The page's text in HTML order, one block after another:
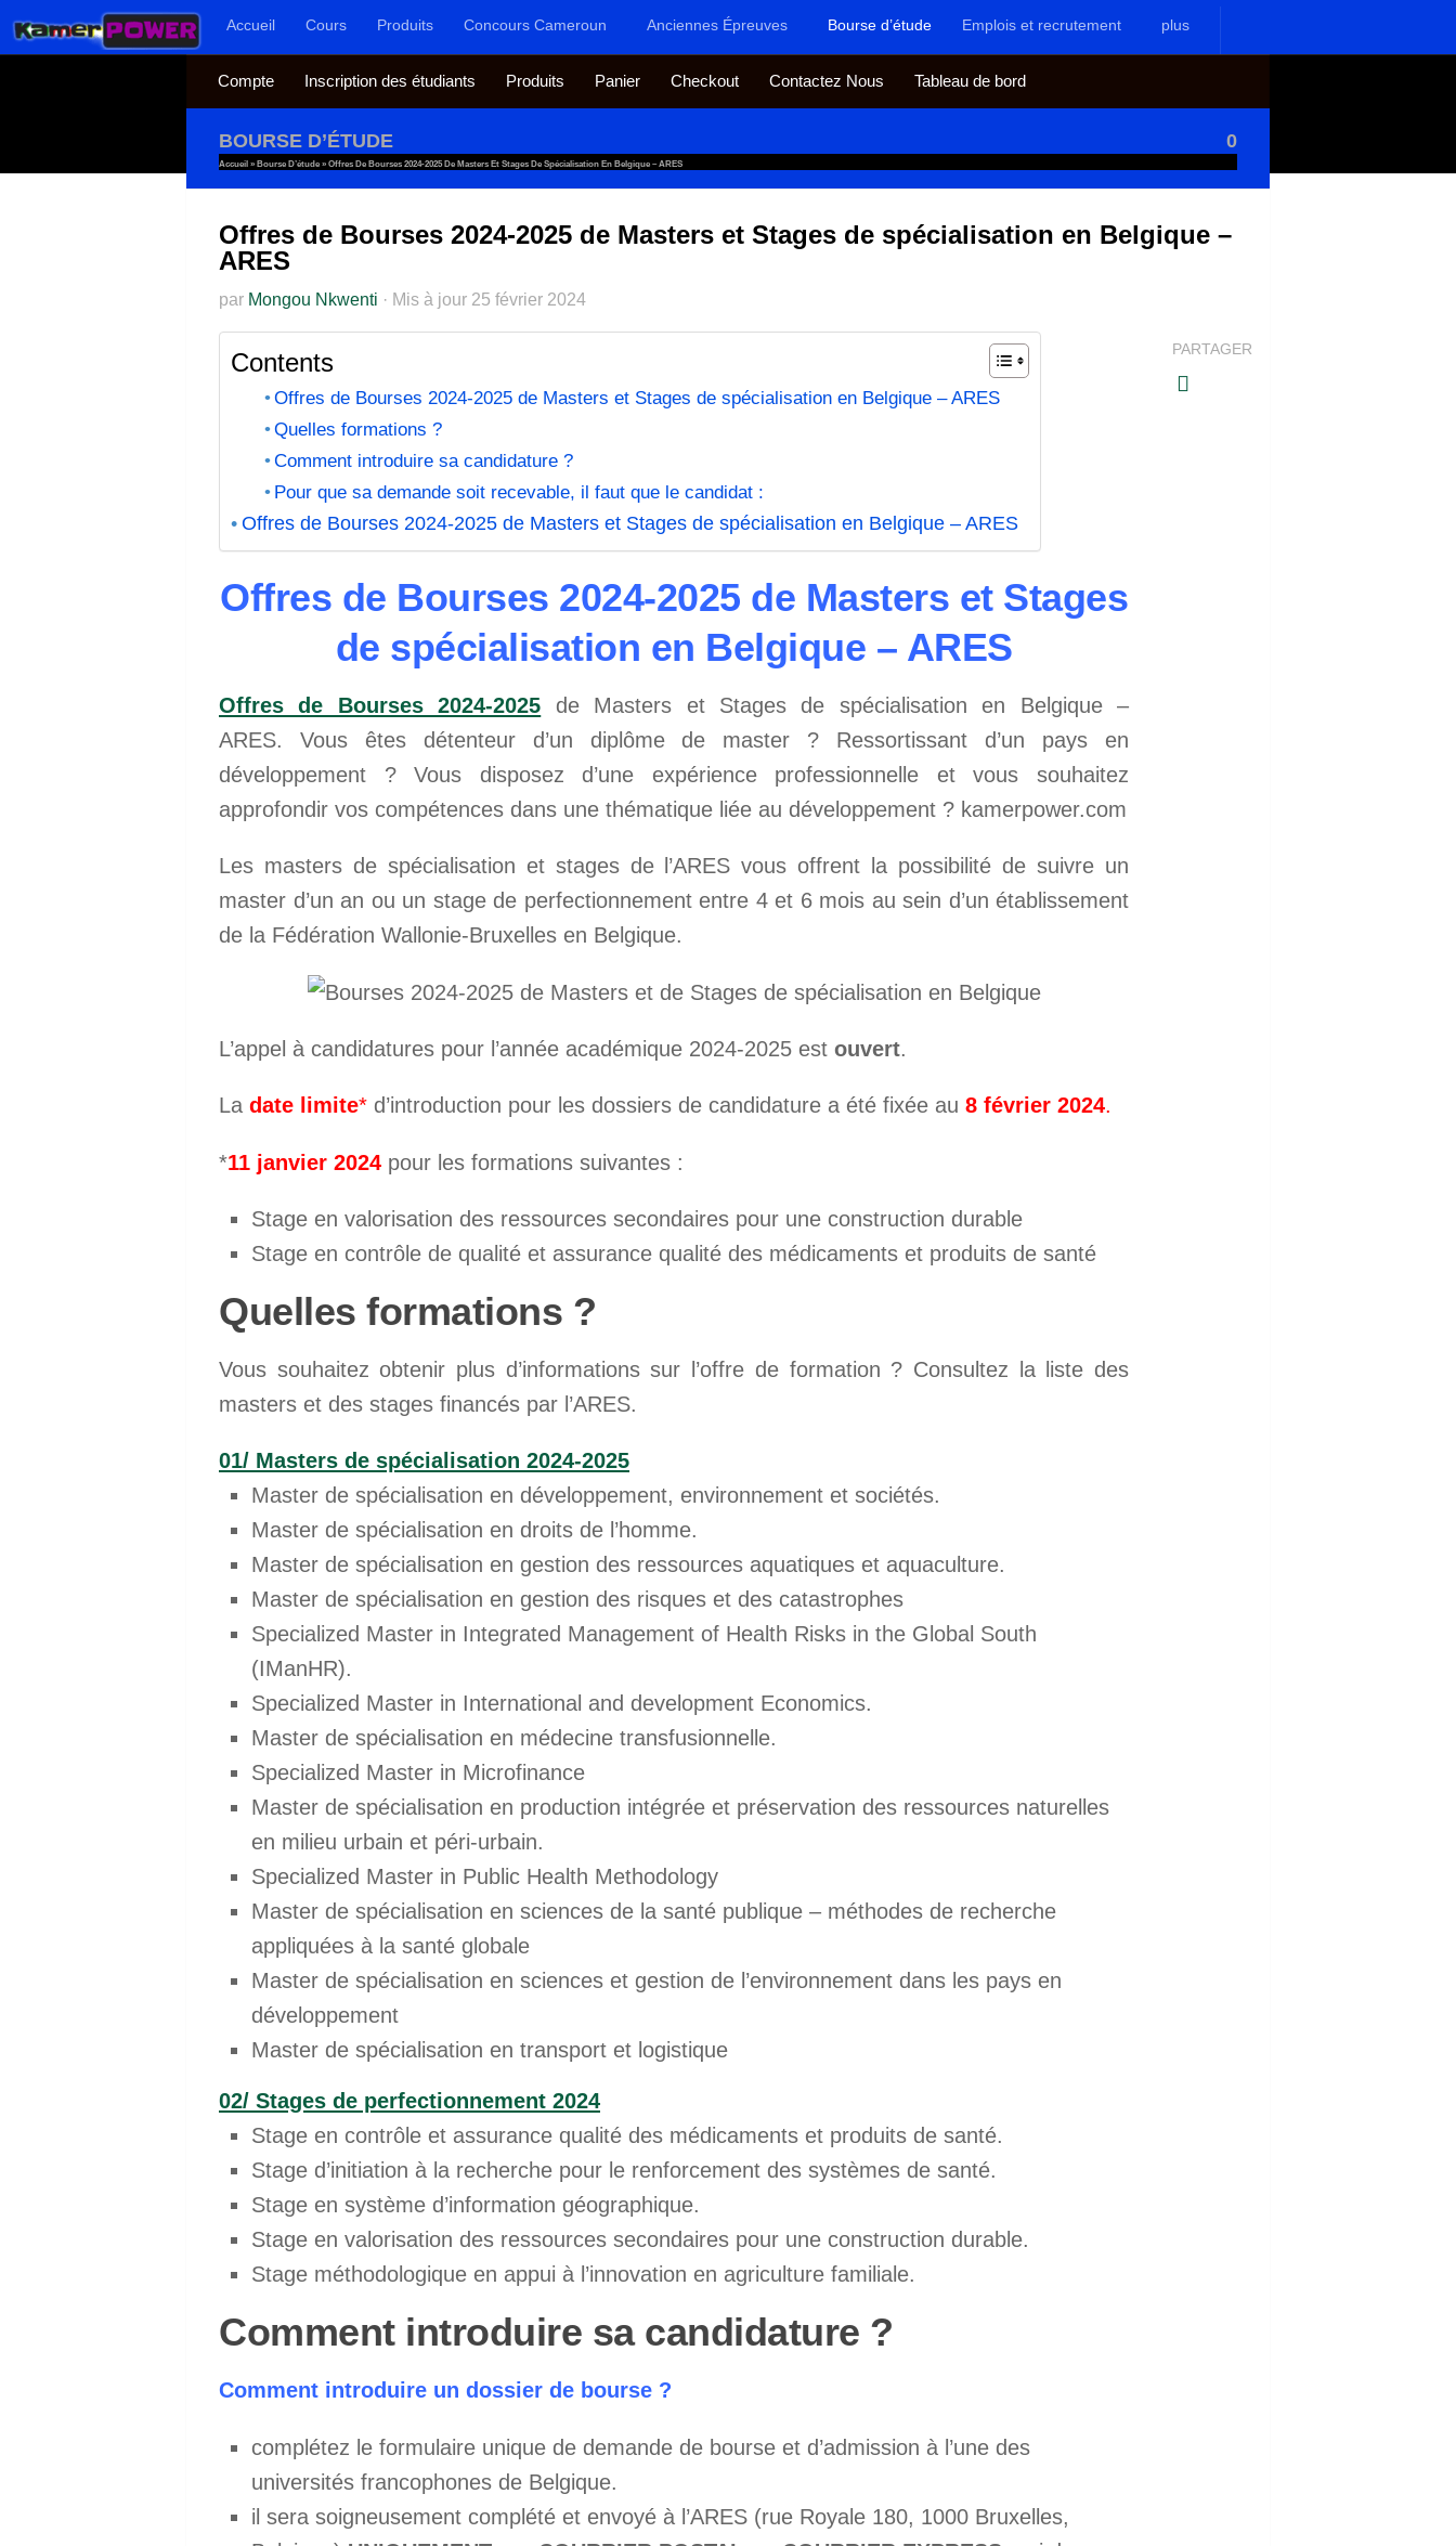
Au dessous du contenuAccueil Cours Produits Concours Cameroun Anciennes Épreuves Bourse d’étude Emplois et recrutement plus
Compte Inscription des étudiants Produits Panier Checkout Contactez Nous Tableau de bord
BOURSE D’ÉTUDE 0
Accueil » Bourse D’étude » Offres De Bourses 2024-2025 De Masters Et Stages De Spécialisation En Belgique – ARES
Offres de Bourses 2024-2025 de Masters et Stages de spécialisation en Belgique –
ARES
par Mongou Nkwenti · Mis à jour 25 février 2024
Contents
Offres de Bourses 2024-2025 de Masters et Stages de spécialisation en Belgique – ARES
Quelles formations ?
Comment introduire sa candidature ?
Pour que sa demande soit recevable, il faut que le candidat :
Offres de Bourses 2024-2025 de Masters et Stages de spécialisation en Belgique – ARES
Offres de Bourses 2024-2025 de Masters et Stages
de spécialisation en Belgique – ARES
Offres de Bourses 2024-2025 de Masters et Stages de spécialisation en Belgique –
ARES. Vous êtes détenteur d’un diplôme de master ? Ressortissant d’un pays en
développement ? Vous disposez d’une expérience professionnelle et vous souhaitez
approfondir vos compétences dans une thématique liée au développement ? kamerpower.com
Les masters de spécialisation et stages de l’ARES vous offrent la possibilité de suivre un
master d’un an ou un stage de perfectionnement entre 4 et 6 mois au sein d’un établissement
de la Fédération Wallonie-Bruxelles en Belgique.
L’appel à candidatures pour l’année académique 2024-2025 est ouvert.
La date limite* d’introduction pour les dossiers de candidature a été fixée au 8 février 2024.
*11 janvier 2024 pour les formations suivantes :
Stage en valorisation des ressources secondaires pour une construction durable
Stage en contrôle de qualité et assurance qualité des médicaments et produits de santé
Quelles formations ?
Vous souhaitez obtenir plus d’informations sur l’offre de formation ? Consultez la liste des
masters et des stages financés par l’ARES.
01/ Masters de spécialisation 2024-2025
Master de spécialisation en développement, environnement et sociétés.
Master de spécialisation en droits de l’homme.
Master de spécialisation en gestion des ressources aquatiques et aquaculture.
Master de spécialisation en gestion des risques et des catastrophes
Specialized Master in Integrated Management of Health Risks in the Global South
(IManHR).
Specialized Master in International and development Economics.
Master de spécialisation en médecine transfusionnelle.
Specialized Master in Microfinance
Master de spécialisation en production intégrée et préservation des ressources naturelles
en milieu urbain et péri-urbain.
Specialized Master in Public Health Methodology
Master de spécialisation en sciences de la santé publique – méthodes de recherche
appliquées à la santé globale
Master de spécialisation en sciences et gestion de l’environnement dans les pays en
développement
Master de spécialisation en transport et logistique
02/ Stages de perfectionnement 2024
Stage en contrôle et assurance qualité des médicaments et produits de santé.
Stage d’initiation à la recherche pour le renforcement des systèmes de santé.
Stage en système d’information géographique.
Stage en valorisation des ressources secondaires pour une construction durable.
Stage méthodologique en appui à l’innovation en agriculture familiale.
Comment introduire sa candidature ?
Comment introduire un dossier de bourse ?
complétez le formulaire unique de demande de bourse et d’admission à l’une des
universités francophones de Belgique.
il sera soigneusement complété et envoyé à l’ARES (rue Royale 180, 1000 Bruxelles,
PARTAGER